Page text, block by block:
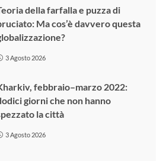
della farfalla e puzza di
Ma cos’è davvero questa
3 Agosto 2026
febbraio–marzo 2022:
giorni che non hanno
la città
3 Agosto 2026